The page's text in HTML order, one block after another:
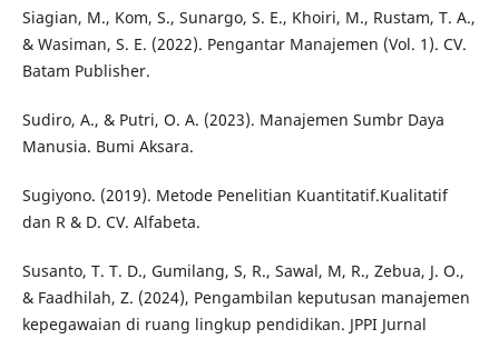
Siagian, M., Kom, S., Sunargo, S. E., Khoiri, M., Rustam, T. A.,
& Wasiman, S. E. (2022). Pengantar Manajemen (Vol. 1). CV.
Batam Publisher.
Sudiro, A., & Putri, O. A. (2023). Manajemen Sumbr Daya
Manusia. Bumi Aksara.
Sugiyono. (2019). Metode Penelitian Kuantitatif.Kualitatif
dan R & D. CV. Alfabeta.
Susanto, T. T. D., Gumilang, S, R., Sawal, M, R., Zebua, J. O.,
& Faadhilah, Z. (2024), Pengambilan keputusan manajemen
kepegawaian di ruang lingkup pendidikan. JPPI Jurnal